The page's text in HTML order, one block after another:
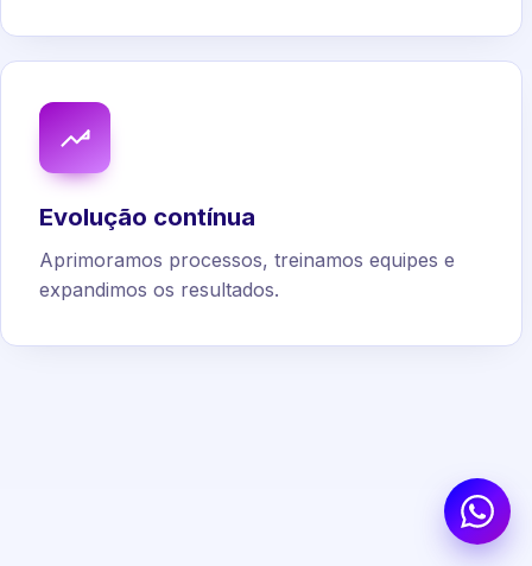
Evolução contínua
Aprimoramos processos, treinamos equipes e
expandimos os resultados.